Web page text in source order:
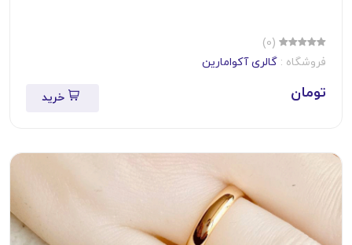
(0)
فروشگاه : گالری آکوامارین
تومان خرید